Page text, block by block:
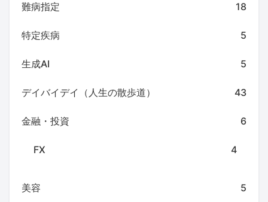
難病指定 18
特定疾病 5
生成AI 5
デイバイデイ（人生の散歩道） 43
金融・投資 6
FX 4
美容 5